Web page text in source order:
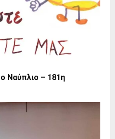
Ναύπλιο – 181η